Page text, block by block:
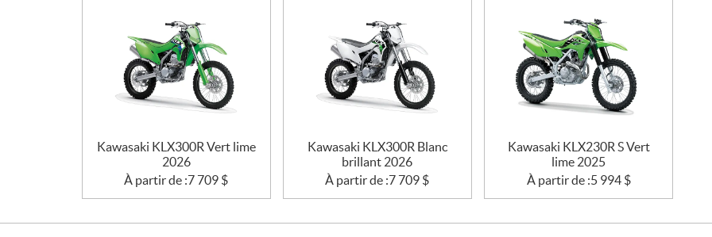
Kawasaki KLX300R Vert lime
2026
À partir de :7 709 $
Kawasaki KLX300R Blanc
brillant 2026
À partir de :7 709 $
Kawasaki KLX230R S Vert
lime 2025
À partir de :5 994 $